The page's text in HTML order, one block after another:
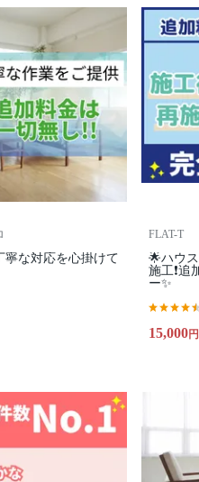
寧な対応を心掛けて
FLAT-T
🌟ハウ
施工❗️追
ー✨
15,000円